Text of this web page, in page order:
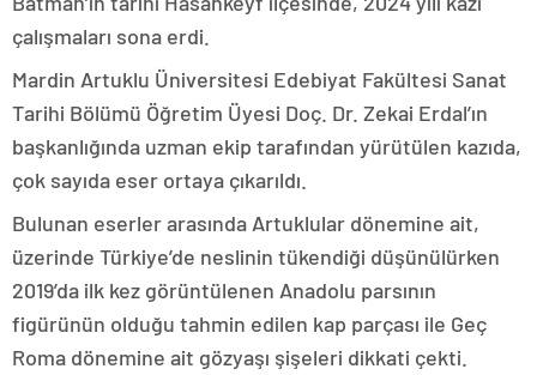
çalışmaları sona erdi.
Mardin Artuklu Üniversitesi Edebiyat Fakültesi Sanat
Tarihi Bölümü Öğretim Üyesi Doç. Dr. Zekai Erdal’ın
başkanlığında uzman ekip tarafından yürütülen kazıda,
çok sayıda eser ortaya çıkarıldı.
Bulunan eserler arasında Artuklular dönemine ait,
üzerinde Türkiye’de neslinin tükendiği düşünülürken
2019’da ilk kez görüntülenen Anadolu parsının
figürünün olduğu tahmin edilen kap parçası ile Geç
Roma dönemine ait gözyaşı şişeleri dikkati çekti.